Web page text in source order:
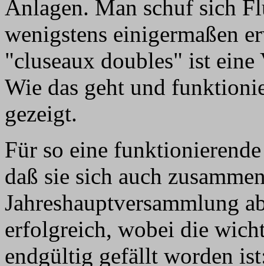
Anlagen. Man schuf sich
wenigstens einigermaßen
"cluseaux doubles" ist
Wie das geht und
gezeigt.
Für so eine
daß sie sich auch
Jahreshauptversammlung
erfolgreich, wobei die
endgültig gefällt worden